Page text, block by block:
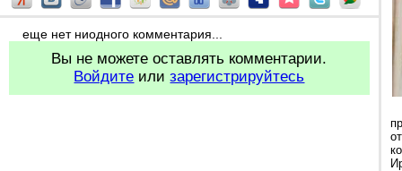
еще нет ниодного комментария...
Вы не можете оставлять комментарии.
Войдите илизарегистрируйтесь